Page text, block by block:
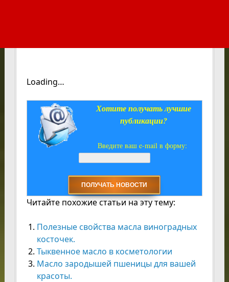
Loading…
Хотите получать лучшие
публикации?
Введите ваш e-mail в форму:
Читайте похожие статьи на эту тему:
Полезные свойства масла виноградных
косточек.
Тыквенное масло в косметологии
Масло зародышей пшеницы для вашей
красоты.